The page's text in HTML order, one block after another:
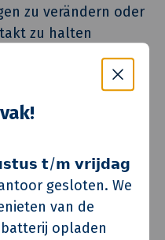
𝘁/𝗺 𝘃𝗿𝗶𝗷𝗱𝗮𝗴
gesloten. We
van de
opladen
zu verändern oder
zu halten
Tätigkeit ist ein
erforderlich